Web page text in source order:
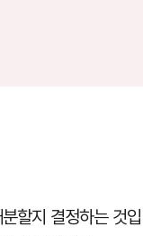
할지 결정하는 것